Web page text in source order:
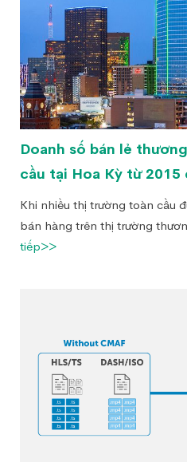
Doanh số bán lẻ
cầu tại Hoa Kỳ từ 2015
Khi nhiều thị trường toàn cầu
bán hàng trên thị trường
tiếp>>